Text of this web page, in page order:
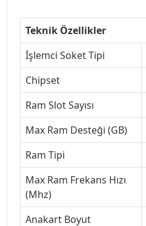
Teknik Özellikler
İşlemci Soket Tipi
Chipset
Ram Slot Sayısı
Max Ram Desteği (GB)
Ram Tipi
Max Ram Frekans Hızı
(Mhz)
Anakart Boyut